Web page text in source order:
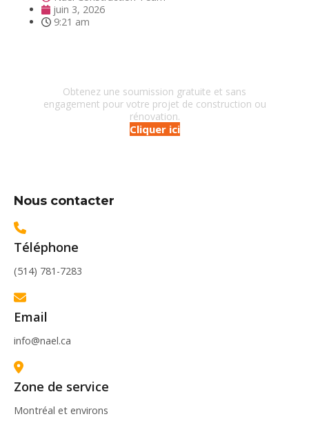
juin 3, 2026
9:21 am
Obtenez une soumission gratuite et sans
engagement pour votre projet de construction ou
rénovation.
Cliquer ici
Nous contacter
Téléphone
(514) 781-7283
Email
info@nael.ca
Zone de service
Montréal et environs